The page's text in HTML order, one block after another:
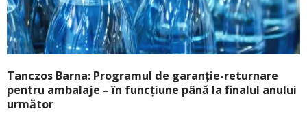
Tanczos Barna: Programul de garanție-returnare
pentru ambalaje – în funcțiune până la finalul anului
următor